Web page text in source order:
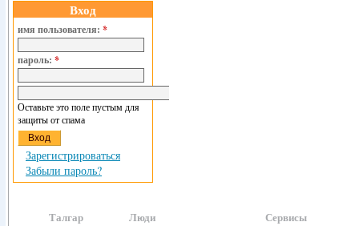
Вход
имя пользователя: *
пароль: *
Оставьте это поле пустым для
защиты от спама
Зарегистрироваться
Забыли пароль?
Талгар Люди Сервисы